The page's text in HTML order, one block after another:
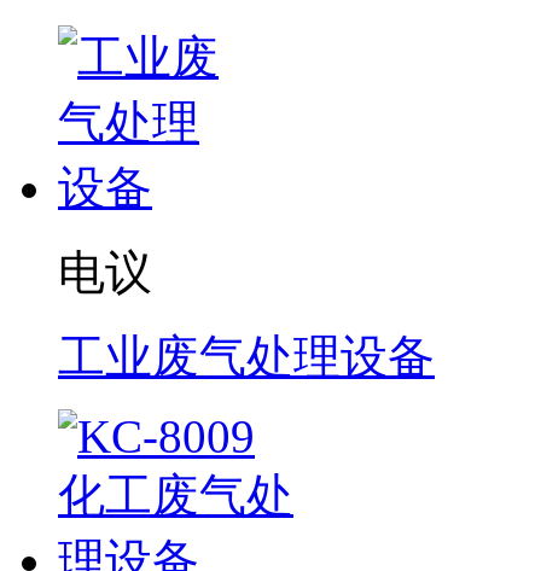
电议
工业废气处理设备